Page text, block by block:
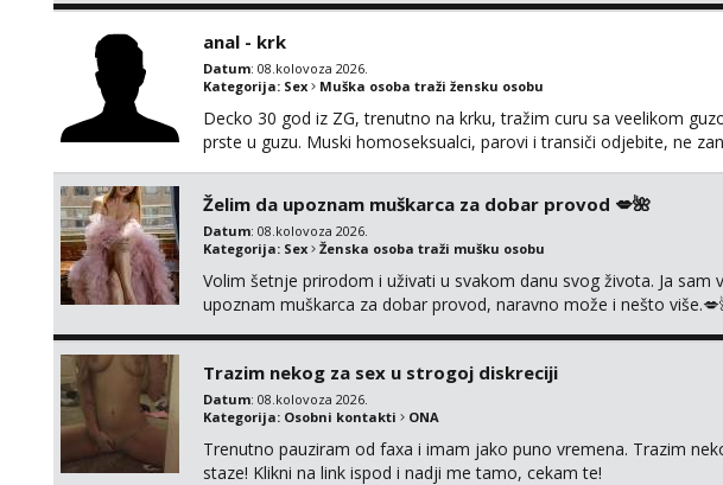
anal - krk
Datum: 08.kolovoza 2026.
Kategorija: Sex Muška osoba traži žensku osobu
Decko 30 god iz ZG, trenutno na krku, tražim curu sa veelikom
prste u guzu. Muski homoseksualci, parovi i transiči odjebite, ne
na whatsapp 0958048882.
Želim da upoznam muškarca za dobar provod 💋🌺
Datum: 08.kolovoza 2026.
Kategorija: Sex Ženska osoba traži mušku osobu
Volim šetnje prirodom i uživati u svakom danu svog života. Ja sam
upoznam muškarca za dobar provod, naravno može i nešto
Trazim nekog za sex u strogoj diskreciji
Datum: 08.kolovoza 2026.
Kategorija: Osobni kontakti ONA
Trenutno pauziram od faxa i imam jako puno vremena. Trazim
staze! Klikni na link ispod i nadji me tamo, cekam te!